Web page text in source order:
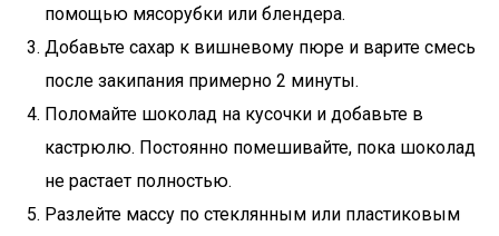
помощью мясорубки или блендера.
Добавьте сахар к вишневому пюре и варите смесь
после закипания примерно 2 минуты.
Поломайте шоколад на кусочки и добавьте в
кастрюлю. Постоянно помешивайте, пока шоколад
не растает полностью.
Разлейте массу по стеклянным или пластиковым